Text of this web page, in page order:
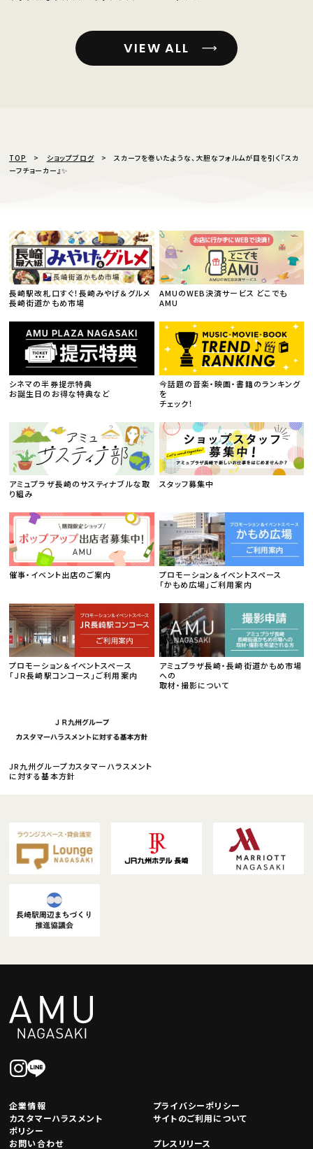
VIEW ALL
TOP ショップブログ
スカーフを巻いたような、大胆なフォルムが目を引く『スカ
ーフチョーカー』✨
長崎駅改札口すぐ！長崎みやげ＆グルメ
長崎街道かもめ市場
AMUのWEB決済サービス どこでも
AMU
シネマの半券提示特典
お誕生日のお得な特典など
今話題の音楽・映画・書籍のランキング
を
チェック！
アミュプラザ長崎のサスティナブルな取
り組み
スタッフ募集中
催事・イベント出店のご案内
プロモーション＆イベントスペース
「かもめ広場」ご利用案内
プロモーション＆イベントスペース
「ＪＲ長崎駅コンコース」ご利用案内
アミュプラザ長崎・長崎街道かもめ市場
への
取材・撮影について
JR九州グループカスタマーハラスメント
に対する基本方針
企業情報
プライバシーポリシー
カスタマーハラスメント
ポリシー
サイトのご利用について
お問い合わせ プレスリリース